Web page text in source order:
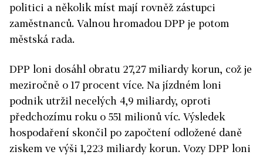
politici a několik míst mají rovněž zástupci
zaměstnanců. Valnou hromadou DPP je potom
městská rada.
DPP loni dosáhl obratu 27,27 miliardy korun, což je
meziročně o 17 procent více. Na jízdném loni
podnik utržil necelých 4,9 miliardy, oproti
předchozímu roku o 551 milionů víc. Výsledek
hospodaření skončil po započtení odložené daně
ziskem ve výši 1,223 miliardy korun. Vozy DPP loni